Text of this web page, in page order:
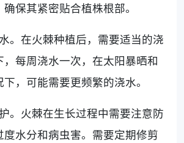
保其紧密贴合植株根部。
。在火棘种植后，需要适当的浇
，每周浇水一次，在太阳暴晒和
，可能需要更频繁的浇水。
。火棘在生长过程中需要注意防
度水分和病虫害。需要定期修剪